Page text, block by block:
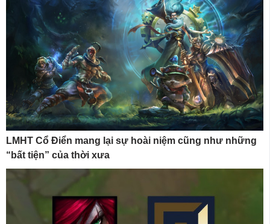
LMHT Cổ Điển mang lại sự hoài niệm cũng như những
“bất tiện” của thời xưa